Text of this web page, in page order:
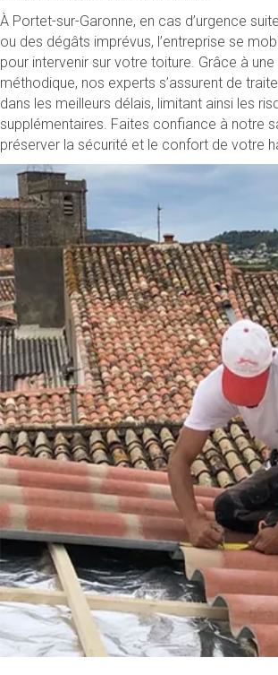
À Portet-sur-Garonne, en cas d’urgence
ou des dégâts imprévus, l’entreprise se
pour intervenir sur votre toiture. Grâce à
méthodique, nos experts s’assurent de
dans les meilleurs délais, limitant ainsi les
supplémentaires. Faites confiance à notre
préserver la sécurité et le confort de votre